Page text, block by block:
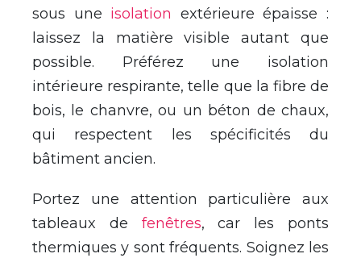
sous une isolation extérieure épaisse :
laissez la matière visible autant que
possible. Préférez une isolation
intérieure respirante, telle que la fibre de
bois, le chanvre, ou un béton de chaux,
qui respectent les spécificités du
bâtiment ancien.
Portez une attention particulière aux
tableaux de fenêtres, car les ponts
thermiques y sont fréquents. Soignez les